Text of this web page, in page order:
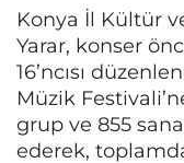
Konya İl Kültür
Yarar, konser
16’ncısı
Müzik
grup ve 855
ederek,